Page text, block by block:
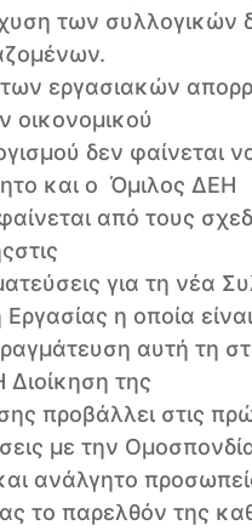
των συλλογικών
των εργασιακών
οικονομικού
δεν φαίνεται
και ο Όμιλος ΔΕΗ
από τους
για τη νέα
η οποία είναι
αυτή τη
Διοίκηση της
προβάλλει στις
με την
ανάλγητο
το παρελθόν της